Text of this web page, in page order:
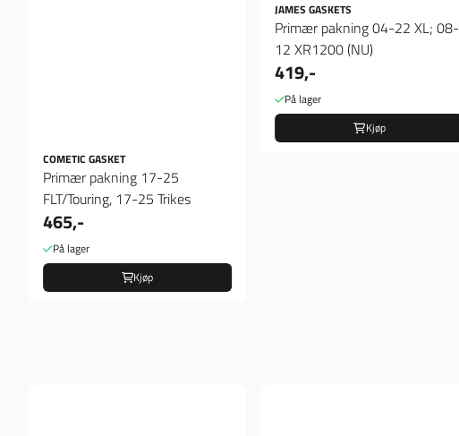
COMETIC GASKET
Primær pakning 17-25
FLT/Touring, 17-25 Trikes
465,-
På lager
Kjøp
JAMES GASKETS
Primær pakning 04-22 XL; 08-
12 XR1200 (NU)
419,-
På lager
Kjøp